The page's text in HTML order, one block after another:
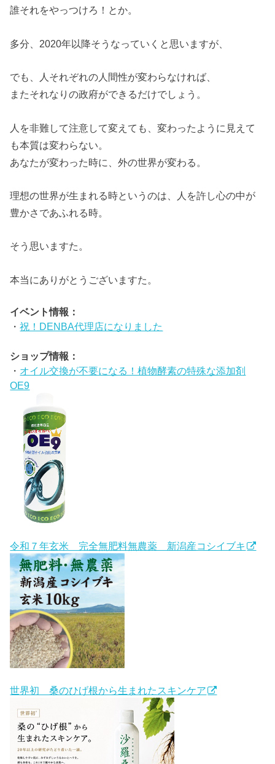
誰それをやっつけろ！とか。
多分、2020年以降そうなっていくと思いますが、
でも、人それぞれの人間性が変わらなければ、
またそれなりの政府ができるだけでしょう。
人を非難して注意して変えても、変わったように見えて
も本質は変わらない。
あなたが変わった時に、外の世界が変わる。
理想の世界が生まれる時というのは、人を許し心の中が
豊かさであふれる時。
そう思いますた。
本当にありがとうございますた。
イベント情報：
・祝！DENBA代理店になりました
ショップ情報：
・ オイル交換が不要になる！植物酵素の特殊な添加剤
OE9
令和７年玄米 完全無肥料無農薬 新潟産コシイブキ
世界初 桑のひげ根から生まれたスキンケア